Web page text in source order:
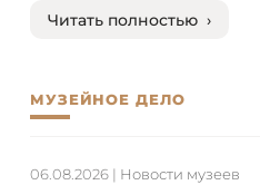
Читать полностью ›
МУЗЕЙНОЕ ДЕЛО
06.08.2026| Новости музеев